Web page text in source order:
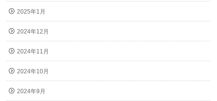
2025年1月
2024年12月
2024年11月
2024年10月
2024年9月